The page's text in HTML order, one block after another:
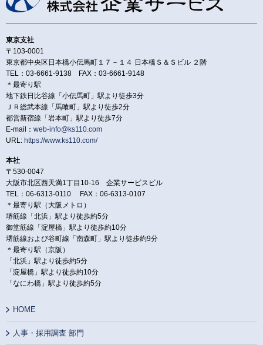
東京支社
〒103-0001
東京都中央区日本橋小伝馬町１７－１４ 日本橋Ｓ＆Ｓビル ２階
TEL：03-6661-9138 FAX：03-6661-9148
＊最寄り駅
地下鉄日比谷線「小伝馬町」駅より徒歩3分
ＪＲ総武本線「馬喰町」駅より徒歩2分
都営新宿線「岩本町」駅より徒歩7分
E-mail： web-info@ks110.com
URL: https://www.ks110.com/
本社
〒530-0047
大阪市北区西天満1丁目10-16 企業サービスビル
TEL：06-6313-0110 FAX：06-6313-0107
＊最寄り駅（大阪メトロ）
堺筋線「北浜」駅より徒歩約5分
御堂筋線「淀屋橋」駅より徒歩約10分
堺筋線および谷町線「南森町」駅より徒歩約9分
＊最寄り駅（京阪）
「北浜」駅より徒歩約5分
「淀屋橋」駅より徒歩約10分
「なにわ橋」駅より徒歩約5分
HOME
人事・採用調査 部門